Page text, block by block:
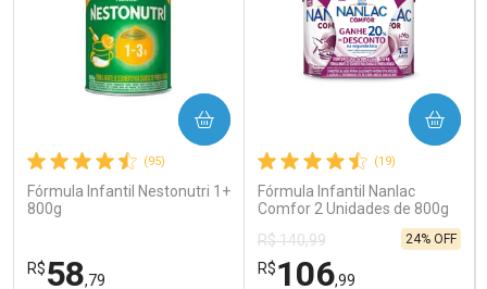
(95)
Fórmula Infantil Nestonutri 1+
800g
R$58,79
COMPRAR
(19)
Fórmula Infantil Nanlac
Comfor 2 Unidades de 800g
R$ 140,99
R$106,99
24% OFF
COMPRAR